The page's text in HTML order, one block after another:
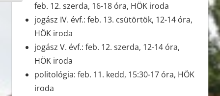
feb. 12. szerda, 16-18 óra, HÖK iroda
jogász IV. évf.: feb. 13. csütörtök, 12-14 óra,
HÖK iroda
jogász V. évf.: feb. 12. szerda, 12-14 óra,
HÖK iroda
politológia: feb. 11. kedd, 15:30-17 óra, HÖK
iroda